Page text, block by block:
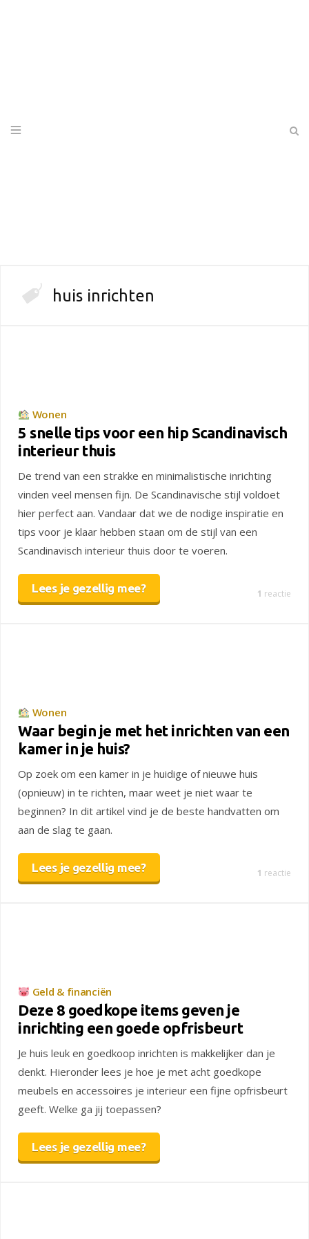
huis inrichten
Wonen
5 snelle tips voor een hip Scandinavisch
interieur thuis
De trend van een strakke en minimalistische inrichting
vinden veel mensen fijn. De Scandinavische stijl voldoet
hier perfect aan. Vandaar dat we de nodige inspiratie en
tips voor je klaar hebben staan om de stijl van een
Scandinavisch interieur thuis door te voeren.
Lees je gezellig mee? 1 reactie
Wonen
Waar begin je met het inrichten van een
kamer in je huis?
Op zoek om een kamer in je huidige of nieuwe huis
(opnieuw) in te richten, maar weet je niet waar te
beginnen? In dit artikel vind je de beste handvatten om
aan de slag te gaan.
Lees je gezellig mee? 1 reactie
Geld & financiën
Deze 8 goedkope items geven je
inrichting een goede opfrisbeurt
Je huis leuk en goedkoop inrichten is makkelijker dan je
denkt. Hieronder lees je hoe je met acht goedkope
meubels en accessoires je interieur een fijne opfrisbeurt
geeft. Welke ga jij toepassen?
Lees je gezellig mee?